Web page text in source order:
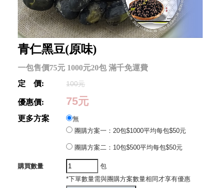
青仁黑豆(原味)
一包售價75元 1000元20包 滿千免運費
定 價:
100元
優惠價: 75元
更多方案
無
團購方案一：20包$1000平均每包$50元
團購方案二：10包$500平均每包$50元
購買數量
包
*下單數量需與團購方案數量相同才享有優惠